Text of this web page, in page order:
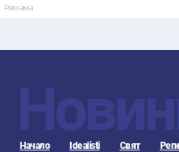
Реклама
Начало Idealisti Свят